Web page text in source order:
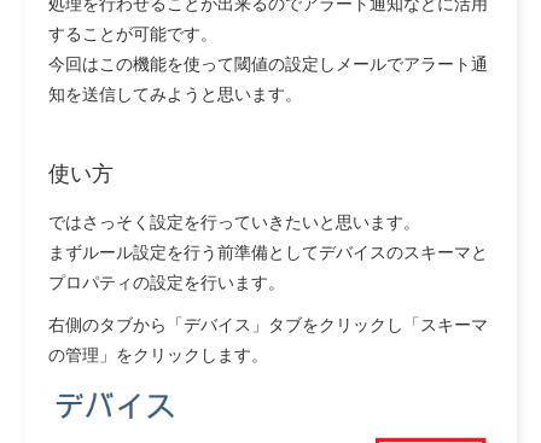
することが可能です。
今回はこの機能を使って閾値の設定しメールでアラート通
知を送信してみようと思います。
使い方
ではさっそく設定を行っていきたいと思います。
まずルール設定を行う前準備としてデバイスのスキーマと
プロパティの設定を行います。
右側のタブから「デバイス」タブをクリックし「スキーマ
の管理」をクリックします。